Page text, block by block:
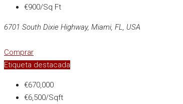
€900/Sq Ft
6701 South Dixie Highway, Miami, FL, USA
Comprar
Etiqueta destacada
€670,000
€6,500/Sqft